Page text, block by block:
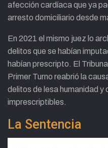
afección cardíaca que ya
arresto domiciliario desde
En 2021 el mismo juez lo
delitos que se habían
habían prescripto. El
Primer Turno reabrió la
delitos de lesa humanidad y
imprescriptibles.
La Sentencia